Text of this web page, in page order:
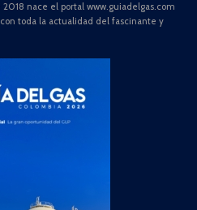
2018 nace el portal www.guiadelgas.com
toda la actualidad del fascinante y